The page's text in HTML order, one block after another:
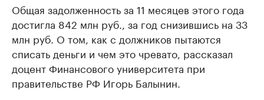
Общая задолженность за 11 месяцев этого года
достигла 842 млн руб., за год снизившись на 33
млн руб. О том, как с должников пытаются
списать деньги и чем это чревато, рассказал
доцент Финансового университета при
правительстве РФ Игорь Балынин.